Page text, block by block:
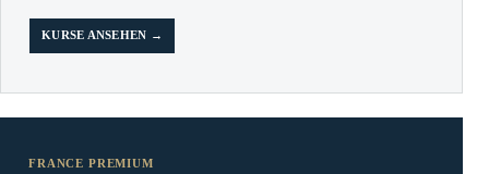
KURSE ANSEHEN →
FRANCE PREMIUM